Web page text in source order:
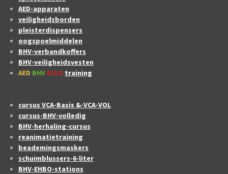
AED-apparaten
veiligheidsborden
pleisterdispensers
oogspoelmiddelen
BHV-verbandkoffers
BHV-veiligheidsvesten
AED BHV BLUS training
cursus VCA-Basis &-VCA-VOL
cursus-BHV-volledig
BHV-herhaling-cursus
reanimatietraining
beademingsmaskers
schuimblussers-6-liter
BHV-EHBO-stations